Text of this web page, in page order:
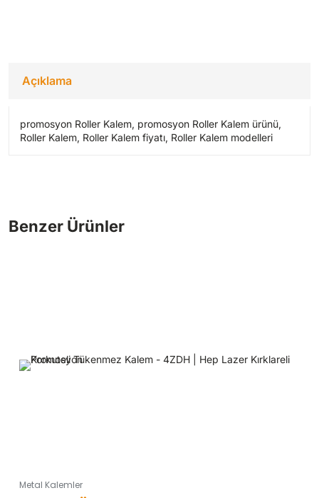
Açıklama
promosyon Roller Kalem, promosyon Roller Kalem ürünü,
Roller Kalem, Roller Kalem fiyatı, Roller Kalem modelleri
Metal Kalemler